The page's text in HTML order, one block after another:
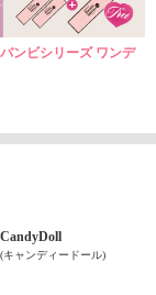
ンビシリーズ ワンデ